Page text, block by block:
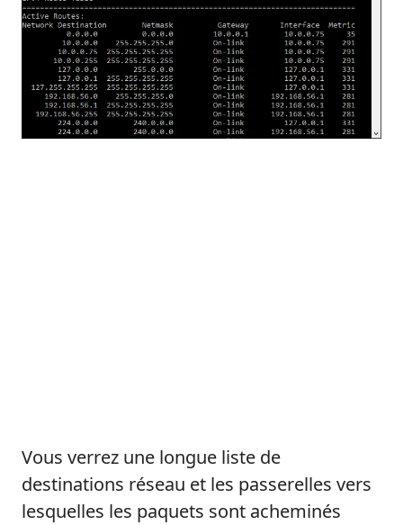
Vous verrez une longue liste de
destinations réseau et les passerelles vers
lesquelles les paquets sont acheminés